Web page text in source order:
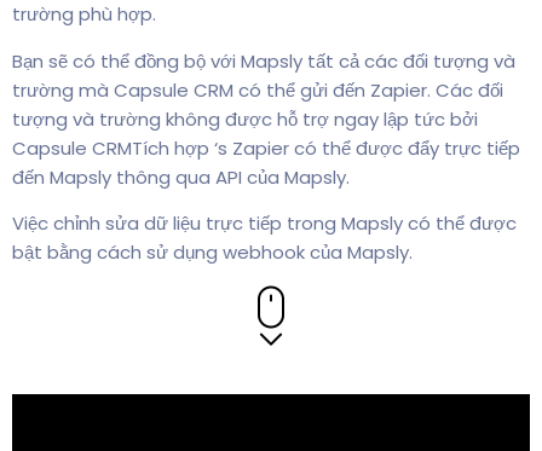
trường phù hợp.
Bạn sẽ có thể đồng bộ với Mapsly tất cả các đối tượng và
trường mà Capsule CRM có thể gửi đến Zapier. Các đối
tượng và trường không được hỗ trợ ngay lập tức bởi
Capsule CRMTích hợp ‘s Zapier có thể được đẩy trực tiếp
đến Mapsly thông qua API của Mapsly.
Việc chỉnh sửa dữ liệu trực tiếp trong Mapsly có thể được
bật bằng cách sử dụng webhook của Mapsly.